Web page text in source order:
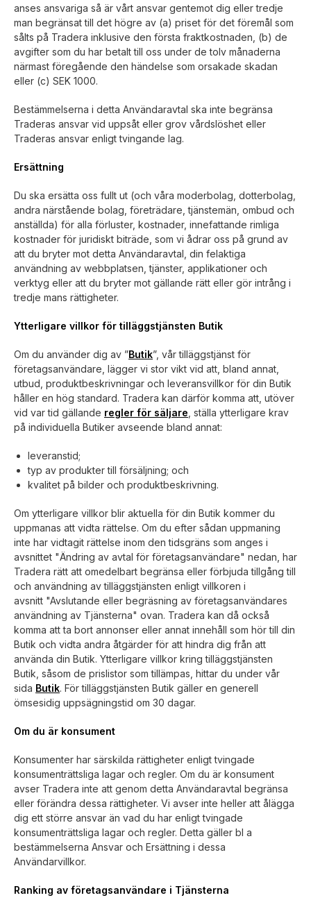
anses ansvariga så är vårt ansvar gentemot dig eller tredje
man begränsat till det högre av (a) priset för det föremål som
sålts på Tradera inklusive den första fraktkostnaden, (b) de
avgifter som du har betalt till oss under de tolv månaderna
närmast föregående den händelse som orsakade skadan
eller (c) SEK 1000.
Bestämmelserna i detta Användaravtal ska inte begränsa
Traderas ansvar vid uppsåt eller grov vårdslöshet eller
Traderas ansvar enligt tvingande lag.
Ersättning
Du ska ersätta oss fullt ut (och våra moderbolag, dotterbolag,
andra närstående bolag, företrädare, tjänstemän, ombud och
anställda) för alla förluster, kostnader, innefattande rimliga
kostnader för juridiskt biträde, som vi ådrar oss på grund av
att du bryter mot detta Användaravtal, din felaktiga
användning av webbplatsen, tjänster, applikationer och
verktyg eller att du bryter mot gällande rätt eller gör intrång i
tredje mans rättigheter.
Ytterligare villkor för tilläggstjänsten Butik
Om du använder dig av ”Butik”, vår tilläggstjänst för
företagsanvändare, lägger vi stor vikt vid att, bland annat,
utbud, produktbeskrivningar och leveransvillkor för din Butik
håller en hög standard. Tradera kan därför komma att, utöver
vid var tid gällande regler för säljare , ställa ytterligare krav
på individuella Butiker avseende bland annat:
leveranstid;
typ av produkter till försäljning; och
kvalitet på bilder och produktbeskrivning.
Om ytterligare villkor blir aktuella för din Butik kommer du
uppmanas att vidta rättelse. Om du efter sådan uppmaning
inte har vidtagit rättelse inom den tidsgräns som anges i
avsnittet "Ändring av avtal för företagsanvändare" nedan har
Tradera rätt att omedelbart begränsa eller förbjuda tillgång till
och användning av tilläggstjänsten enligt villkoren i
avsnitt "Avslutande eller begräsning av företagsanvändares
användning av Tjänsterna" ovan. Tradera kan då också
komma att ta bort annonser eller annat innehåll som hör till din
Butik och vidta andra åtgärder för att hindra dig från att
använda din Butik. Ytterligare villkor kring tilläggstjänsten
Butik, såsom de prislistor som tillämpas, hittar du under vår
sida Butik. För tilläggstjänsten Butik gäller en generell
ömsesidig uppsägningstid om 30 dagar.
Om du är konsument
Konsumenter har särskilda rättigheter enligt tvingade
konsumenträttsliga lagar och regler. Om du är konsument
avser Tradera inte att genom detta Användaravtal begränsa
eller förändra dessa rättigheter. Vi avser inte heller att ålägga
dig ett större ansvar än vad du har enligt tvingade
konsumenträttsliga lagar och regler. Detta gäller bl a
bestämmelserna Ansvar och Ersättning i dessa
Användarvillkor.
Ranking av företagsanvändare i Tjänsterna